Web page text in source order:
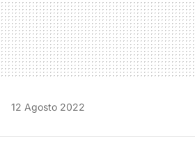
12 Agosto 2022